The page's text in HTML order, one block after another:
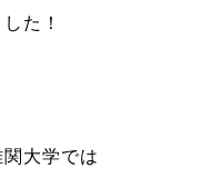
た！
大学では